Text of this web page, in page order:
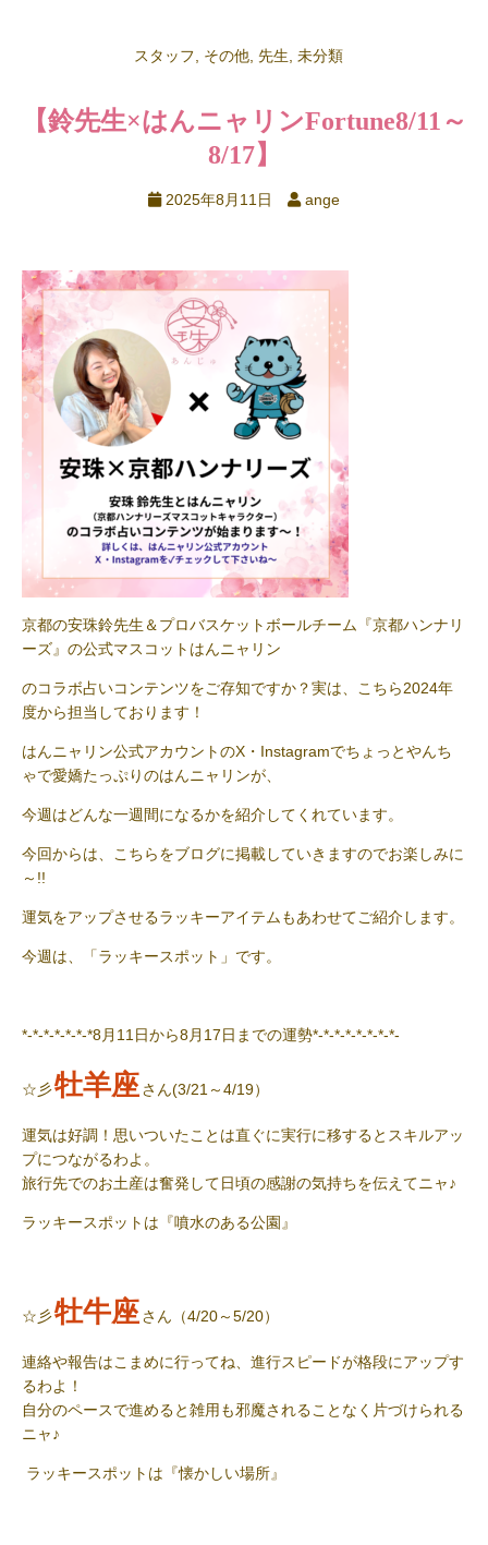
スタッフ その他 先生 未分類
【鈴先生×はんニャリンFortune8/11～
8/17】
2025年8月11日 ange
京都の安珠鈴先生＆プロバスケットボールチーム『京都ハンナリ
ーズ』の公式マスコットはんニャリン
のコラボ占いコンテンツをご存知ですか？実は、こちら2024年
度から担当しております！
はんニャリン公式アカウントのX・Instagramでちょっとやんち
ゃで愛嬌たっぷりのはんニャリンが、
今週はどんな一週間になるかを紹介してくれています。
今回からは、こちらをブログに掲載していきますのでお楽しみに
～!!
運気をアップさせるラッキーアイテムもあわせてご紹介します。
今週は、「ラッキースポット」です。
*-*-*-*-*-*-*8月11日から8月17日までの運勢*-*-*-*-*-*-*-*-
☆彡牡羊座さん(3/21～4/19）
運気は好調！思いついたことは直ぐに実行に移するとスキルアッ
プにつながるわよ。
旅行先でのお土産は奮発して日頃の感謝の気持ちを伝えてニャ♪
ラッキースポット は『噴水のある公園』
☆彡牡牛座さん（4/20～5/20）
連絡や報告はこまめに行ってね、進行スピードが格段にアップす
るわよ！
自分のペースで進めると雑用も邪魔されることなく片づけられる
ニャ♪
ラッキースポット は『懐かしい場所』